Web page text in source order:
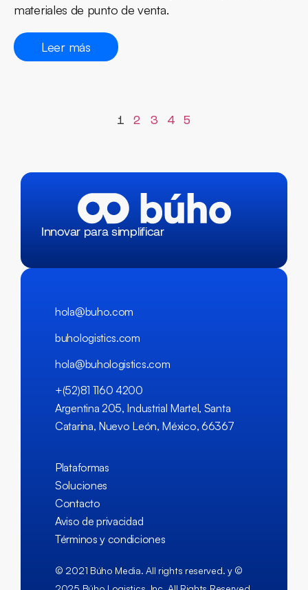
materiales de punto de venta.
Leer más
1 2 3 4 5
Innovar para simplificar
hola@buho.com
buhologistics.com
hola@buhologistics.com
+(52)81 1160 4200
Argentina 205, Industrial Martel, Santa
Catarina, Nuevo León, México, 66367
Plataformas
Soluciones
Contacto
Aviso de privacidad
Términos y condiciones
© 2021 Búho Media. All rights reserved. y ©